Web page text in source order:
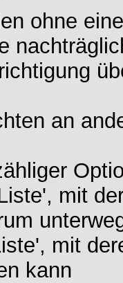
ohne
an
mit
mit
kann